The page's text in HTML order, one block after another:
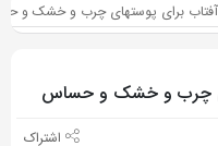
برای پوستهای چرب و خشک و حساس
چرب و خشک و حساس